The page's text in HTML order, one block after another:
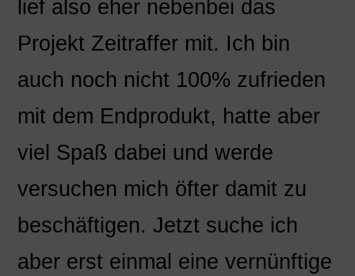
lief also eher nebenbei das
Projekt Zeitraffer mit. Ich bin
auch noch nicht 100% zufrieden
mit dem Endprodukt, hatte aber
viel Spaß dabei und werde
versuchen mich öfter damit zu
beschäftigen. Jetzt suche ich
aber erst einmal eine vernünftige